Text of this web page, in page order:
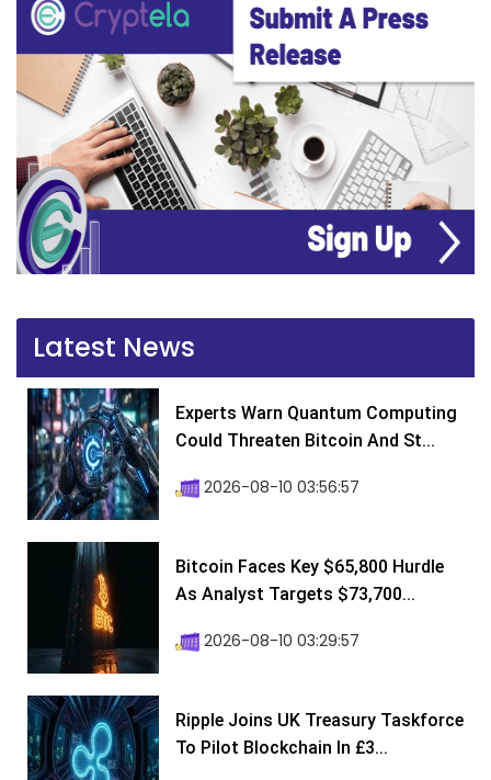
Latest News
Experts Warn Quantum Computing
Could Threaten Bitcoin And St...
2026-08-10 03:56:57
Bitcoin Faces Key $65,800 Hurdle
As Analyst Targets $73,700...
2026-08-10 03:29:57
Ripple Joins UK Treasury Taskforce
To Pilot Blockchain In £3...